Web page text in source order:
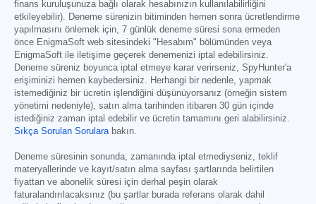
finans kuruluşunuza bağlı olarak hesabınızın kullanılabilirliğini
etkileyebilir). Deneme sürenizin bitiminden hemen sonra ücretlendirme
yapılmasını önlemek için, 7 günlük deneme süresi sona ermeden
önce EnigmaSoft web sitesindeki "Hesabım" bölümünden veya
EnigmaSoft ile iletişime geçerek denemenizi iptal edebilirsiniz.
Deneme süreniz boyunca iptal etmeye karar verirseniz, SpyHunter'a
erişiminizi hemen kaybedersiniz. Herhangi bir nedenle, yapmak
istemediğiniz bir ücretin işlendiğini düşünüyorsanız (örneğin sistem
yönetimi nedeniyle), satın alma tarihinden itibaren 30 gün içinde
istediğiniz zaman iptal edebilir ve ücretin tamamını geri alabilirsiniz.
Sıkça Sorulan Sorulara bakın.
Deneme süresinin sonunda, zamanında iptal etmediyseniz, teklif
materyallerinde ve kayıt/satın alma sayfası şartlarında belirtilen
fiyattan ve abonelik süresi için derhal peşin olarak
faturalandırılacaksınız (bu şartlar burada referans olarak dahil